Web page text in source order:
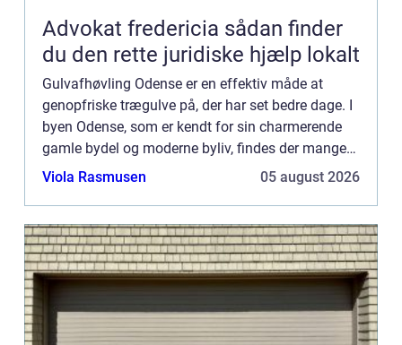
Advokat fredericia sådan finder
du den rette juridiske hjælp lokalt
Gulvafhøvling Odense er en effektiv måde at
genopfriske trægulve på, der har set bedre dage. I
byen Odense, som er kendt for sin charmerende
gamle bydel og moderne byliv, findes der mange
hjem og bygninger med trægulve,...
Viola Rasmusen 05 august 2026